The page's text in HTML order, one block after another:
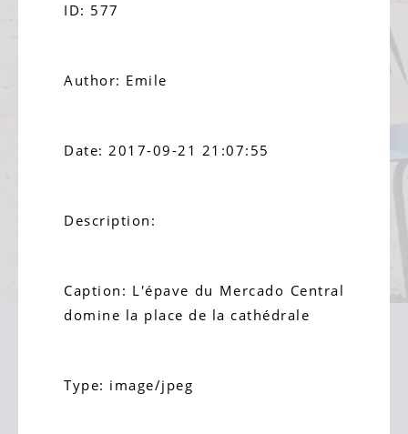
ID: 577
Author: Emile
Date: 2017-09-21 21:07:55
Description:
Caption: L'épave du Mercado Central
domine la place de la cathédrale
Type: image/jpeg